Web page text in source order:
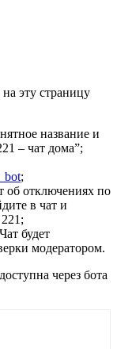
эту страницу
название и
– чат дома”;
;
об отключениях по
в чат и
будет
модератором.
через бота